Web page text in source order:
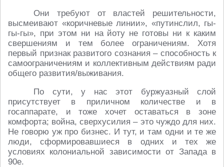
Они требуют от властей решительности,
высмеивают «коричневые линии», «путинслил, гы-
гы-гы», при этом ни на йоту не готовы ни к каким
свершениям и тем более ограничениям. Хотя
первый признак развитого сознания – способность к
самоограничениям и коллективным действиям ради
общего развития/выживания.
По сути, у нас этот буржуазный слой
присутствует в приличном количестве и в
госаппарате, и тоже хочет оставаться в зоне
комфорта; война, сверхусилия – это чуждо для них.
Не говорю уж про бизнес. И тут, и там одни и те же
люди, сформировавшиеся в одних и тех же
условиях колониальной зависимости от Запада в
90е.